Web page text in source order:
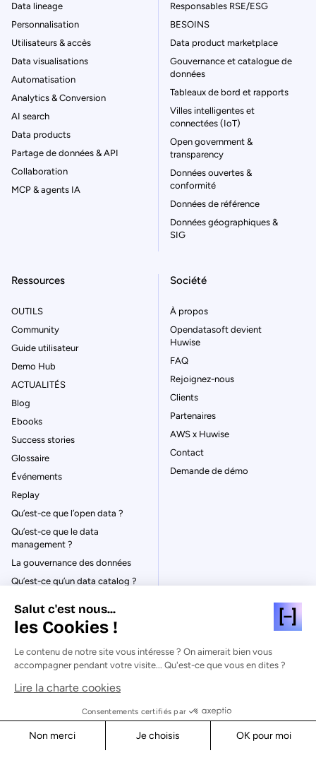
Data lineage
Personnalisation
Utilisateurs & accès
Data visualisations
Automatisation
Analytics & Conversion
AI search
Data products
Partage de données & API
Collaboration
MCP & agents IA
Responsables RSE/ESG
BESOINS
Data product marketplace
Gouvernance et catalogue de
données
Tableaux de bord et rapports
Villes intelligentes et
connectées (IoT)
Open government &
transparency
Données ouvertes &
conformité
Données de référence
Données géographiques &
SIG
Ressources
OUTILS
Community
Guide utilisateur
Demo Hub
ACTUALITÉS
Blog
Ebooks
Success stories
Glossaire
Événements
Replay
Qu’est-ce que l’open data ?
Qu’est-ce que le data
management ?
La gouvernance des données
Qu’est-ce qu’un data catalog ?
Société
À propos
Opendatasoft devient
Huwise
FAQ
Rejoignez-nous
Clients
Partenaires
AWS x Huwise
Contact
Demande de démo
© Huwise 2026
Politique de Confidentialité
Mentions légales & CGU
Salut c'est nous...
les Cookies !
Le contenu de notre site vous intéresse ? On aimerait bien vous
accompagner pendant votre visite... Qu'est-ce que vous en dites ?
Lire la charte cookies
Consentements certifiés par
Non merci Je choisis
OK pour moi